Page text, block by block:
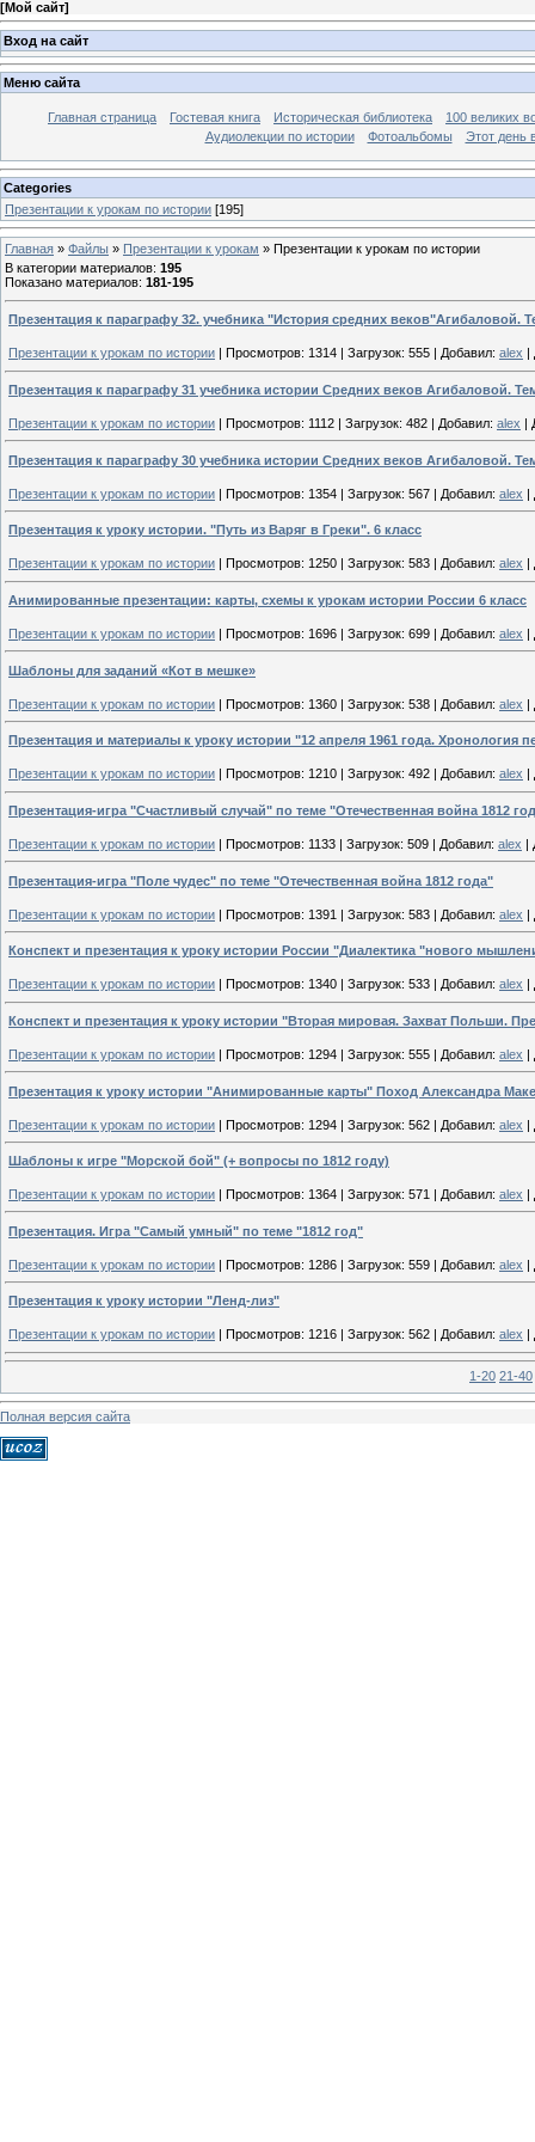
[Мой сайт]
Вход на сайт
Меню сайта
Главная страница Гостевая книга Историческая библиотека
100 великих
Аудиолекции по истории
Фотоальбомы Этот день
Categories
Презентации к урокам по истории [195]
Главная » Файлы » Презентации к урокам » Презентации к урокам по истории
В категории материалов: 195
Показано материалов: 181-195
Презентация к параграфу 32. учебника "История средних веков"Агибаловой.
Презентации к урокам по истории Просмотров: 1314 Загрузок: 555 Добавил: alex
Презентация к параграфу 31 учебника истории Средних веков Агибаловой.
Презентации к урокам по истории | Просмотров: 1112 | Загрузок: 482 | Добавил: alex |
Презентация к параграфу 30 учебника истории Средних веков Агибаловой.
Презентации к урокам по истории | Просмотров: 1354 | Загрузок: 567 | Добавил: alex |
Презентация к уроку истории. "Путь из Варяг в Греки". 6 класс
Презентации к урокам по истории Просмотров: 1250 Загрузок: 583 Добавил: alex
Анимированные презентации: карты, схемы к урокам истории России 6 класс
Презентации к урокам по истории | Просмотров: 1696 | Загрузок: 699 | Добавил: alex |
Шаблоны для заданий «Кот в мешке»
Презентации к урокам по истории | Просмотров: 1360 | Загрузок: 538 | Добавил: alex |
Презентация и материалы к уроку истории "12 апреля 1961 года. Хронология
Презентации к урокам по истории Просмотров: 1210 Загрузок: 492 Добавил: alex
Презентация-игра "Счастливый случай" по теме "Отечественная война 1812
Презентации к урокам по истории | Просмотров: 1133 | Загрузок: 509 | Добавил: alex |
Презентация-игра "Поле чудес" по теме "Отечественная война 1812 года"
Презентации к урокам по истории | Просмотров: 1391 | Загрузок: 583 | Добавил: alex |
Конспект и презентация к уроку истории России "Диалектика "нового
Презентации к урокам по истории | Просмотров: 1340 | Загрузок: 533 | Добавил: alex |
Конспект и презентация к уроку истории "Вторая мировая. Захват Польши.
Презентации к урокам по истории | Просмотров: 1294 | Загрузок: 555 | Добавил: alex |
Презентация к уроку истории "Анимированные карты" Поход Александра
Презентации к урокам по истории | Просмотров: 1294 | Загрузок: 562 | Добавил: alex |
Шаблоны к игре "Морской бой" (+ вопросы по 1812 году)
Презентации к урокам по истории | Просмотров: 1364 | Загрузок: 571 | Добавил: alex |
Презентация. Игра "Самый умный" по теме "1812 год"
Презентации к урокам по истории | Просмотров: 1286 | Загрузок: 559 | Добавил: alex |
Презентация к уроку истории "Ленд-лиз"
Презентации к урокам по истории Просмотров: 1216 Загрузок: 562 Добавил: alex
1-20 21-40
Полная версия сайта